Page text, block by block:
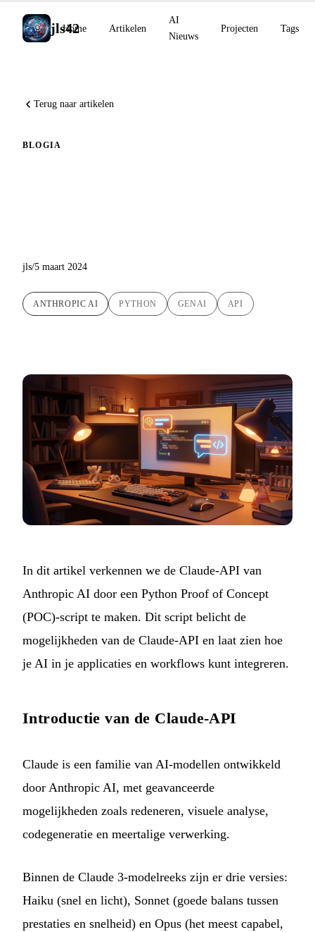
jls42
Home Artikelen
AI
Nieuws
Projecten Tags
Terug naar artikelen
BLOGIA
jls/5 maart 2024
ANTHROPIC AI PYTHON GENAI API
In dit artikel verkennen we de Claude-API van
Anthropic AI door een Python Proof of Concept
(POC)-script te maken. Dit script belicht de
mogelijkheden van de Claude-API en laat zien hoe
je AI in je applicaties en workflows kunt integreren.
Introductie van de Claude-API
Claude is een familie van AI-modellen ontwikkeld
door Anthropic AI, met geavanceerde
mogelijkheden zoals redeneren, visuele analyse,
codegeneratie en meertalige verwerking.
Binnen de Claude 3-modelreeks zijn er drie versies:
Haiku (snel en licht), Sonnet (goede balans tussen
prestaties en snelheid) en Opus (het meest capabel,